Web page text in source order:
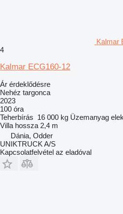
Kalmar
4
Kalmar ECG160-12
Ár érdeklődésre
Nehéz targonca
2023
100 óra
Teherbírás 16 000 kg Üzemanyag
Villa hossza 2,4 m
Dánia, Odder
UNIKTRUCK A/S
Kapcsolatfelvétel az eladóval